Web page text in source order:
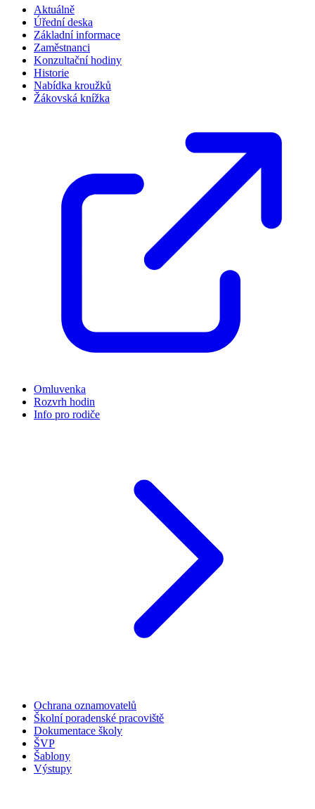
Aktuálně
Úřední deska
Základní informace
Zaměstnanci
Konzultační hodiny
Historie
Nabídka kroužků
Žákovská knížka
Omluvenka
Rozvrh hodin
Info pro rodiče
Ochrana oznamovatelů
Školní poradenské pracoviště
Dokumentace školy
ŠVP
Šablony
Výstupy